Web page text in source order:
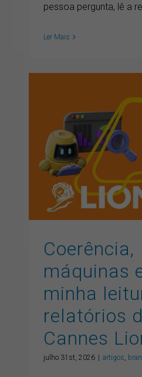
pessoa pergunta, lê a
Ler Mais
Coerência,
marca:
relatórios
Lions
artigos branding
Coerência,
máquinas
minha
relatórios
Cannes
julho 31st, 2026 artigos,